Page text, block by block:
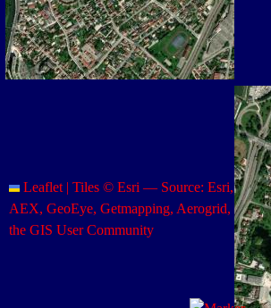
Leaflet | Tiles © Esri — Source: Esri, i-
AEX, GeoEye, Getmapping, Aerogrid, IGN,
the GIS User Community